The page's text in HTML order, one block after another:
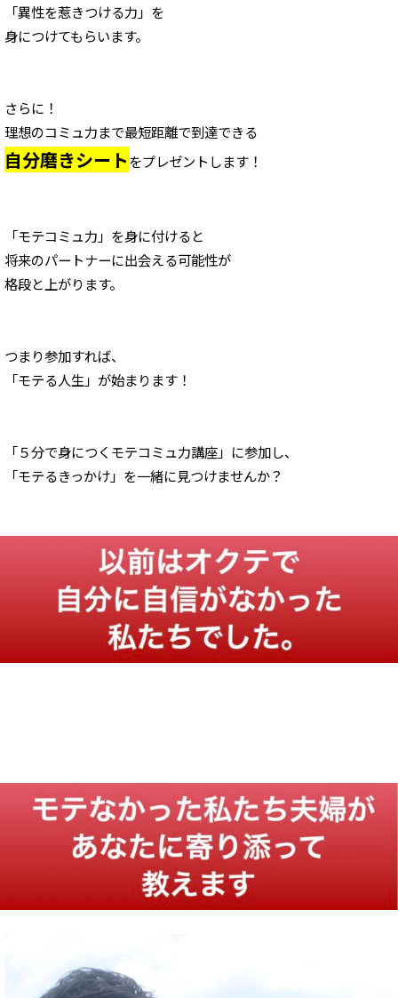
「異性を惹きつける力」を
身につけてもらいます。
さらに！
理想のコミュ力まで最短距離で到達できる
自分磨きシートをプレゼントします！
「モテコミュ力」を身に付けると
将来のパートナーに出会える可能性が
格段と上がります。
つまり参加すれば、
「モテる人生」が始まります！
「５分で身につくモテコミュ力講座」に参加し、
「モテるきっかけ」を一緒に見つけませんか？